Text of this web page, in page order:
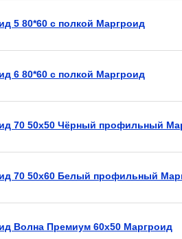
5 80*60 с полкой Маргроид
6 80*60 с полкой Маргроид
70 50х50 Чёрный профильный
70 50х60 Белый профильный
Волна Премиум 60х50 Маргроид